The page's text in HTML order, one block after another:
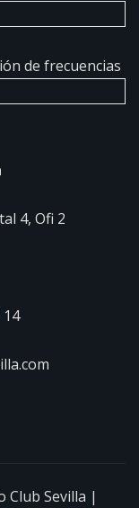
de frecuencias
4, Ofi 2
Club Sevilla |